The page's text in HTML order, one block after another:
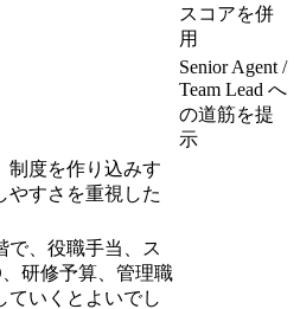
スコアを併
用
Senior Agent /
Team Lead へ
の道筋を提
示
制度を作り込みす
やすさを重視した
で、役職手当、ス
研修予算、管理職
ていくとよいでし